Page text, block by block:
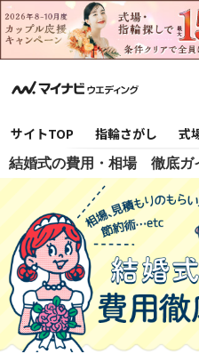
サイトTOP 指輪さがし 式
結婚式の費用・相場 徹底ガ